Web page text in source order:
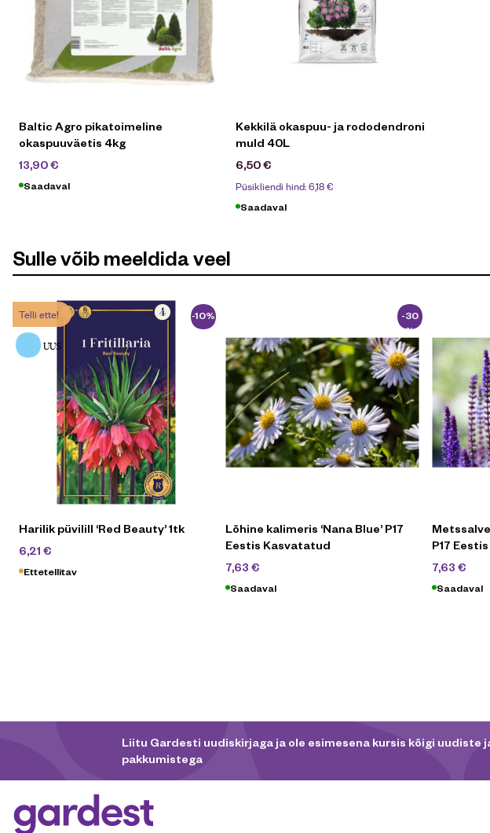
Baltic Agro pikatoimeline
okaspuuväetis 4kg
13,90€
Saadaval
Kekkilä okaspuu- ja rododendroni
muld 40L
6,50€
Püsikliendi hind:6,18€
Saadaval
Sulle võib meeldida veel
UUS
Telli ette! -10%
Harilik püvilill ‘Red Beauty’ 1tk
6,21 €
Ettetellitav
-30
%
Lõhine kalimeris ‘Nana Blue’ P17
Eestis Kasvatatud
7,63 €
Saadaval
P17
7,63 €
Saadaval
Liitu Gardesti uudiskirjaga ja ole esimesena kursis kõigi uudiste
pakkumistega